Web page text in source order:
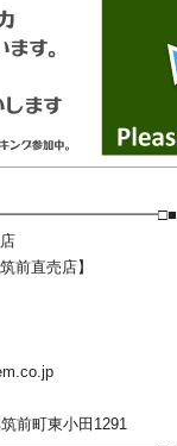
前直売店】
前町東小田1291